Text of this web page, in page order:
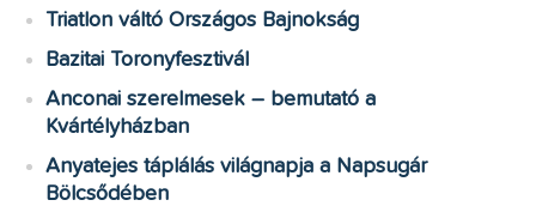
Triatlon váltó Országos Bajnokság
Bazitai Toronyfesztivál
Anconai szerelmesek – bemutató a
Kvártélyházban
Anyatejes táplálás világnapja a Napsugár
Bölcsődében